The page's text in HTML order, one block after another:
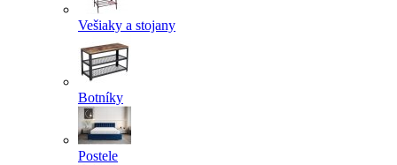
Vešiaky a stojany
Botníky
Postele